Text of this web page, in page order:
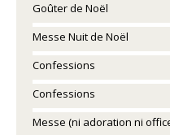
Goûter de Noël
Messe Nuit de Noël
Confessions
Confessions
Messe (ni adoration ni